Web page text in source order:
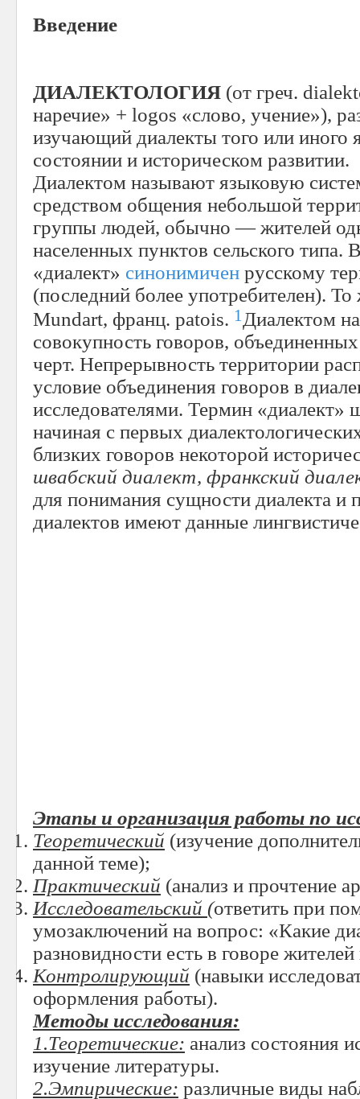
Введение
ДИАЛЕКТОЛОГИЯ (от греч.
наречие» + logos «слово, учение»),
изучающий диалекты того или иного
состоянии и историческом развитии.
Диалектом называют языковую
средством общения небольшой
группы людей, обычно — жителей
населенных пунктов сельского типа.
«диалект» синонимичен русскому
(последний более употребителен).
Mundart, франц. patois. 1 Диалектом
совокупность говоров,
черт. Непрерывность территории
условие объединения говоров в
исследователями. Термин «диалект»
начиная с первых
близких говоров некоторой
швабский диалект, франкский
для понимания сущности диалекта и
диалектов имеют данные
Этапы и организация работы по
Теоретический (изучение
данной теме);
Практический (анализ и прочтение
Исследовательский (ответить при
умозаключений на вопрос: «Какие
разновидности есть в говоре
Контролирующий (навыки
оформления работы).
Методы исследования:
1.Теоретические: анализ состояния
изучение литературы.
2.Эмпирические: различные виды